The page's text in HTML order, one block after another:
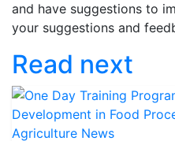
and have suggestions to
your suggestions and
Read next